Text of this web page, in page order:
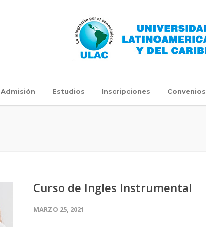
Admisión Estudios Inscripciones Convenios
Curso de Ingles Instrumental
MARZO 25, 2021